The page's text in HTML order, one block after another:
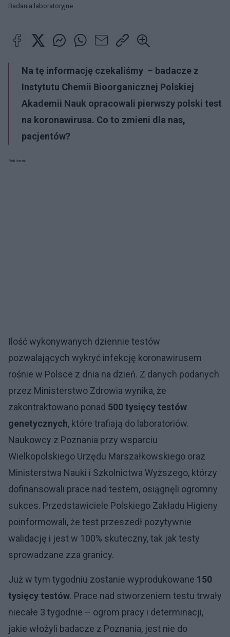
Badania laboratoryjne
Na tę informację czekaliśmy – badacze z
Instytutu Chemii Bioorganicznej Polskiej
Akademii Nauk opracowali pierwszy polski test
na koronawirusa. Co to zmieni dla nas,
pacjentów?
Reklama:
Ilość wykonywanych dziennie testów
pozwalających wykryć infekcję koronawirusem
rośnie w Polsce z dnia na dzień. Z danych podanych
przez Ministerstwo Zdrowia wynika, że
zakontraktowano ponad 500 tysięcy testów
genetycznych, które trafiają do laboratoriów.
Naukowcy z Poznania przy wsparciu
Wielkopolskiego Urzędu Marszałkowskiego oraz
Ministerstwa Nauki i Szkolnictwa Wyższego, którzy
dofinansowali prace nad testem, osiągnęli ogromny
sukces. Przedstawiciele Polskiego Zakładu Higieny
poinformowali, że test przeszedł pozytywnie
walidację i jest w 100% skuteczny, tak jak testy
sprowadzane zza granicy.
Już w tym tygodniu zostanie wyprodukowane 150
tysięcy testów. Prace nad stworzeniem testu trwały
niecałe 3 tygodnie – ogrom pracy i determinacji,
jakie włożyli badacze z Poznania, jest nie do